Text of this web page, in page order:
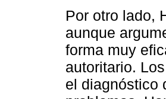
Por otro lado,
aunque
forma muy
autoritario.
el diagnóstico